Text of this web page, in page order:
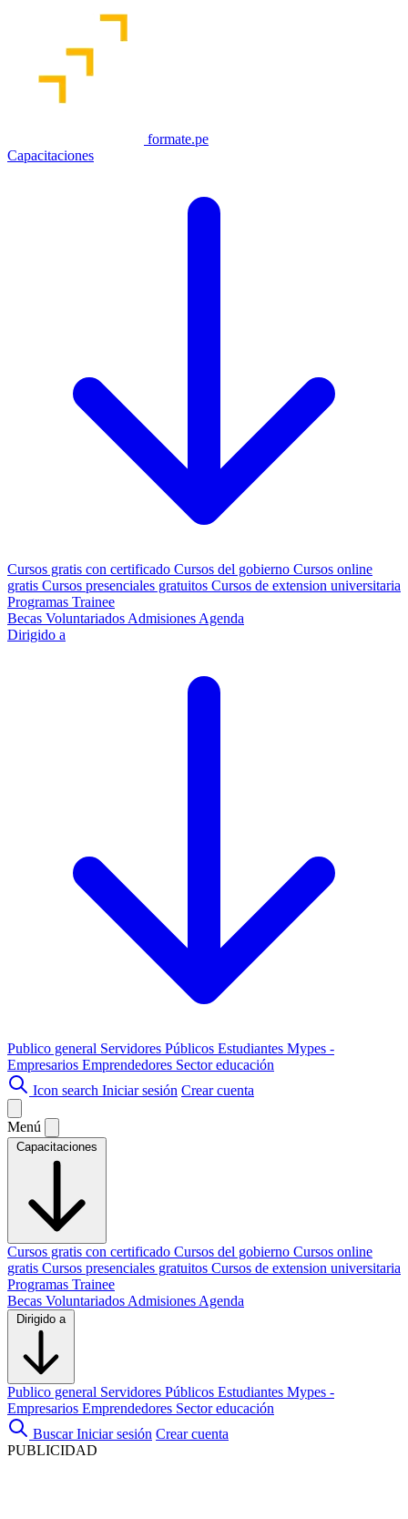
formate.pe
Capacitaciones
Cursos gratis con certificado Cursos del gobierno Cursos online
gratis Cursos presenciales gratuitos Cursos de extension universitaria
Programas Trainee
Becas Voluntariados Admisiones Agenda
Dirigido a
Publico general Servidores Públicos Estudiantes Mypes -
Empresarios Emprendedores Sector educación
Icon search Iniciar sesión Crear cuenta
Menú
Capacitaciones
Cursos gratis con certificado Cursos del gobierno Cursos online
gratis Cursos presenciales gratuitos Cursos de extension universitaria
Programas Trainee
Becas Voluntariados Admisiones Agenda
Dirigido a
Publico general Servidores Públicos Estudiantes Mypes -
Empresarios Emprendedores Sector educación
Buscar Iniciar sesión Crear cuenta
PUBLICIDAD